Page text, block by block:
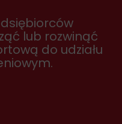
lub rozwinąć
do udziału